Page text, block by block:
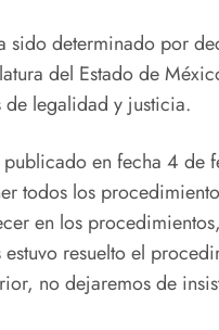
determinado por
del Estado de
legalidad y justicia.
en fecha 4
todos los
en los
resuelto el
no dejaremos de